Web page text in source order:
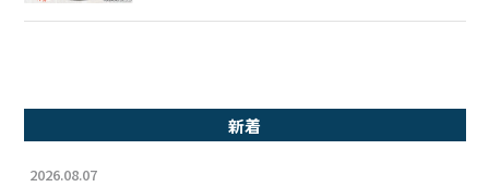
新着
2026.08.07